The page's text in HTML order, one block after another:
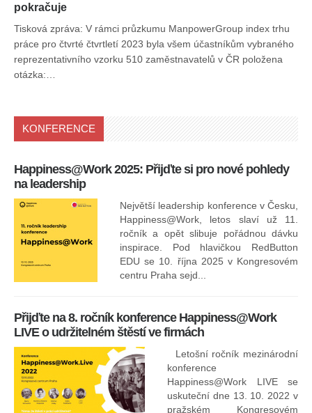
pokračuje
Tisková zpráva: V rámci průzkumu ManpowerGroup index trhu
práce pro čtvrté čtvrtletí 2023 byla všem účastníkům vybraného
reprezentativního vzorku 510 zaměstnavatelů v ČR položena
otázka:…
KONFERENCE
Happiness@Work 2025: Přijďte si pro nové pohledy
na leadership
Největší leadership konference v Česku,
Happiness@Work, letos slaví už 11.
ročník a opět slibuje pořádnou dávku
inspirace. Pod hlavičkou RedButton
EDU se 10. října 2025 v Kongresovém
centru Praha sejd...
Přijďte na 8. ročník konference Happiness@Work
LIVE o udržitelném štěstí ve firmách
Letošní ročník mezinárodní
konference
Happiness@Work LIVE se
uskuteční dne 13. 10. 2022 v
pražském Kongresovém